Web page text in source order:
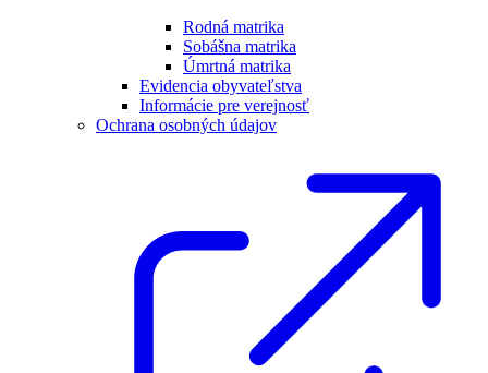
Rodná matrika
Sobášna matrika
Úmrtná matrika
Evidencia obyvateľstva
Informácie pre verejnosť
Ochrana osobných údajov